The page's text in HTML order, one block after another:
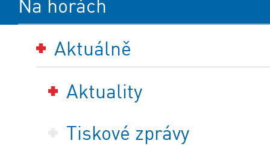
Na horách
Aktuálně
Aktuality
Tiskové zprávy